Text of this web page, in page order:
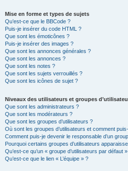
Mise en forme et types de sujets
Qu’est-ce que le BBCode ?
Puis-je insérer du code HTML ?
Que sont les émoticônes ?
Puis-je insérer des images ?
Que sont les annonces générales ?
Que sont les annonces ?
Que sont les notes ?
Que sont les sujets verrouillés ?
Que sont les icônes de sujet ?
Niveaux des utilisateurs et groupes
Que sont les administrateurs ?
Que sont les modérateurs ?
Que sont les groupes d’utilisateurs ?
Où sont les groupes d’utilisateurs et comment
Comment puis-je devenir le responsable d’un
Pourquoi certains groupes d’utilisateurs
Qu’est-ce qu’un « groupe d’utilisateurs par défaut
Qu’est-ce que le lien « L’équipe » ?